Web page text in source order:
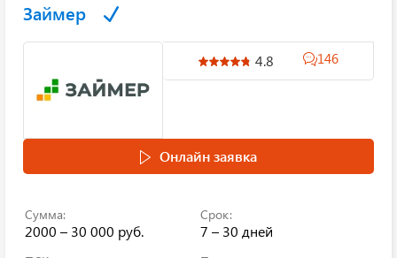
Займер
4.8 146
Онлайн заявка
Сумма:
2000 – 30 000 руб.
Срок:
7 – 30 дней